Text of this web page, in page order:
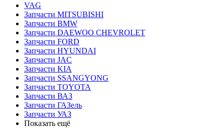
VAG
Запчасти MITSUBISHI
Запчасти BMW
Запчасти DAEWOO CHEVROLET
Запчасти FORD
Запчасти HYUNDAI
Запчасти JAC
Запчасти KIA
Запчасти SSANGYONG
Запчасти TOYOTA
Запчасти ВАЗ
Запчасти ГАЗель
Запчасти УАЗ
Показать ещё